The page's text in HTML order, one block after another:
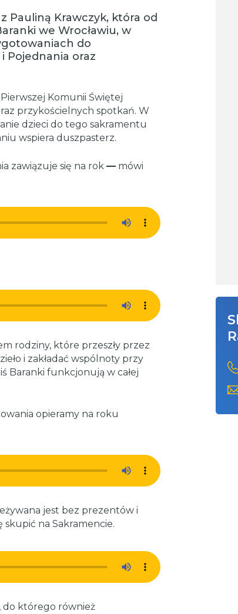
Pauliną Krawczyk, która od
we Wrocławiu, w
do
Pojednania oraz
Komunii Świętej
przykościelnych spotkań. W
dzieci do tego sakramentu
wspiera duszpasterz.
zawiązuje się na rok —mówi
rodziny, które przeszły przez
i zakładać wspólnoty przy
Baranki funkcjonują w całej
opieramy na roku
jest bez prezentów i
skupić na Sakramencie.
do którego również